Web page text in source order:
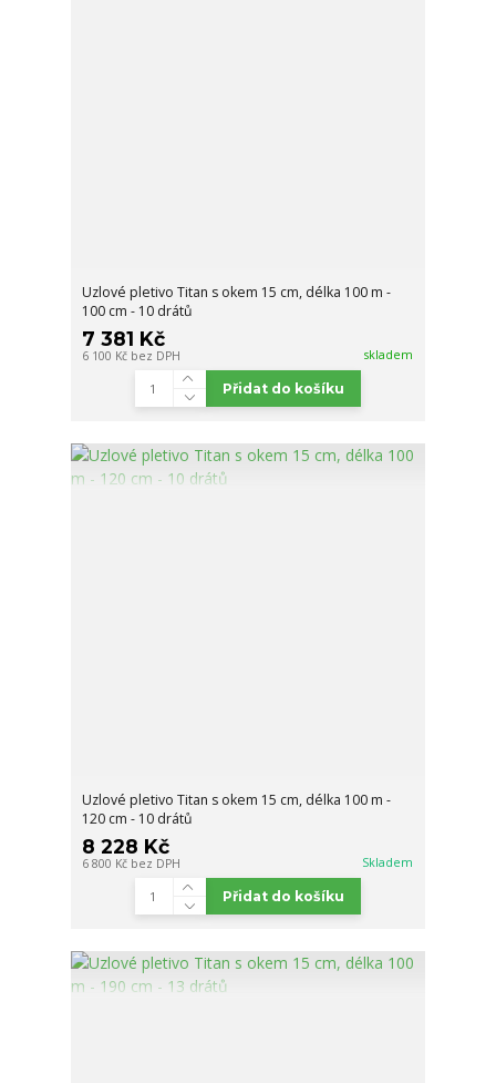
Uzlové pletivo Titan s okem 15 cm, délka 100 m -
100 cm - 10 drátů
7 381 Kč
6 100 Kč bez DPH skladem
Přidat do košíku
Uzlové pletivo Titan s okem 15 cm, délka 100 m -
120 cm - 10 drátů
8 228 Kč
6 800 Kč bez DPH Skladem
Přidat do košíku